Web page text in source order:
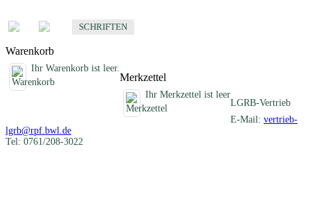
SCHRIFTEN
Warenkorb
Ihr Warenkorb ist leer.
Merkzettel
Ihr Merkzettel ist leer
LGRB-Vertrieb
E-Mail: vertrieb-
lgrb@rpf.bwl.de
Tel: 0761/208-3022